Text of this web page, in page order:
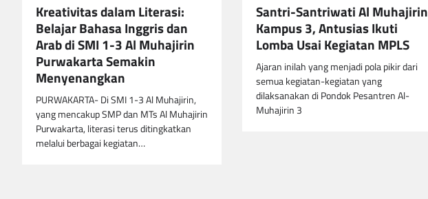
Kreativitas dalam Literasi:
Belajar Bahasa Inggris dan
Arab di SMI 1-3 Al Muhajirin
Purwakarta Semakin
Menyenangkan
PURWAKARTA- Di SMI 1-3 Al Muhajirin,
yang mencakup SMP dan MTs Al Muhajirin
Purwakarta, literasi terus ditingkatkan
melalui berbagai kegiatan…
Santri-Santriwati Al Muhajirin
Kampus 3, Antusias Ikuti
Lomba Usai Kegiatan MPLS
Ajaran inilah yang menjadi pola pikir dari
semua kegiatan-kegiatan yang
dilaksanakan di Pondok Pesantren Al-
Muhajirin 3